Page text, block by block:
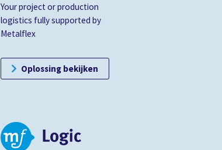
Your project or production
logistics fully supported by
Metalflex
Oplossing bekijken